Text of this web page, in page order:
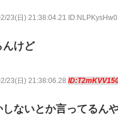
23(日) 21:38:04.21 ID:NLPKysHw0
んけど
23(日) 21:38:06.28
ないとか言ってるん